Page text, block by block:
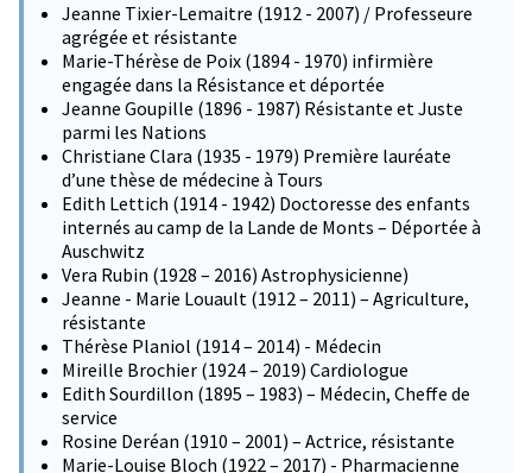
Jeanne Tixier-Lemaitre (1912 - 2007) / Professeure
agrégée et résistante
Marie-Thérèse de Poix (1894 - 1970) infirmière
engagée dans la Résistance et déportée
Jeanne Goupille (1896 - 1987) Résistante et Juste
parmi les Nations
Christiane Clara (1935 - 1979) Première lauréate
d’une thèse de médecine à Tours
Edith Lettich (1914 - 1942) Doctoresse des enfants
internés au camp de la Lande de Monts – Déportée à
Auschwitz
Vera Rubin (1928 – 2016) Astrophysicienne)
Jeanne - Marie Louault (1912 – 2011) – Agriculture,
résistante
Thérèse Planiol (1914 – 2014) - Médecin
Mireille Brochier (1924 – 2019) Cardiologue
Edith Sourdillon (1895 – 1983) – Médecin, Cheffe de
service
Rosine Deréan (1910 – 2001) – Actrice, résistante
Marie-Louise Bloch (1922 – 2017) - Pharmacienne